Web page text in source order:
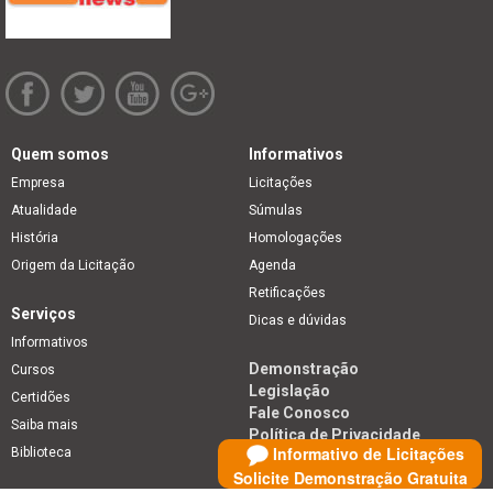
Informativo de Licitações
Solicite Demonstração Gratuita
Quem somos
Empresa
Atualidade
História
Origem da Licitação
Informativos
Licitações
Súmulas
Homologações
Agenda
Retificações
Dicas e dúvidas
Serviços
Informativos
Cursos
Certidões
Saiba mais
Biblioteca
Demonstração
Legislação
Fale Conosco
Política de Privacidade